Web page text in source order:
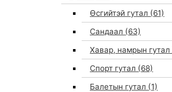
Өсгийтэй гутал (61)
Сандаал (63)
Хавар, намрын гутал
Спорт гутал (68)
Балетын гутал (1)